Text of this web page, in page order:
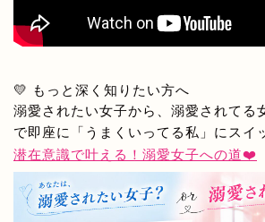
💛 もっと深く知りたい方へ
溺愛されたい女子から、溺愛されてる
で即座に「うまくいってる私」にスイ
潜在意識で叶える！溺愛女子への道❤️